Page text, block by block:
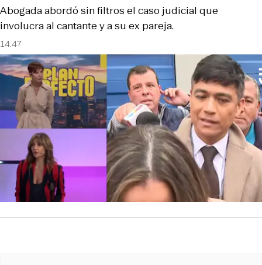
14:47
Abogada abordó sin filtros el caso judicial que
involucra al cantante y a su ex pareja.